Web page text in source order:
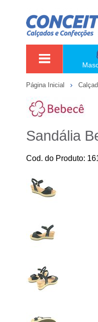
Página Inicial
Sandália
Cod. do Produto: